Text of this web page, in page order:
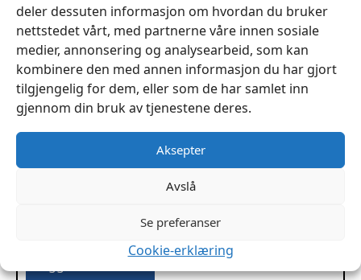
deler dessuten informasjon om hvordan du bruker
nettstedet vårt, med partnerne våre innen sosiale
medier, annonsering og analysearbeid, som kan
kombinere den med annen informasjon du har gjort
tilgjengelig for dem, eller som de har samlet inn
gjennom din bruk av tjenestene deres.
Aksepter
Avslå
Se preferanser
Cookie-erklæring